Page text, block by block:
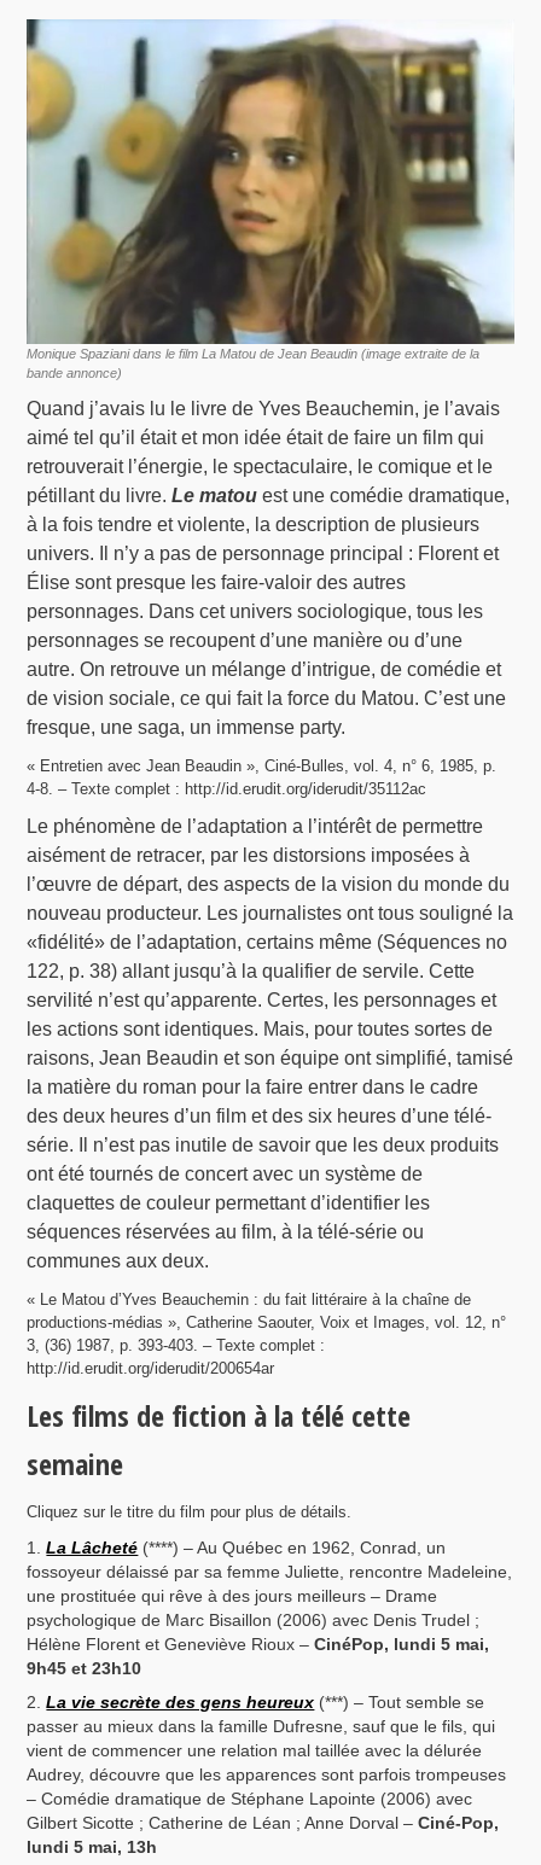
Monique Spaziani dans le film La Matou de Jean Beaudin (image extraite de la
bande annonce)
Quand j’avais lu le livre de Yves Beauchemin, je l’avais
aimé tel qu’il était et mon idée était de faire un film qui
retrouverait l’énergie, le spectaculaire, le comique et le
pétillant du livre.Le matou est une comédie dramatique,
à la fois tendre et violente, la description de plusieurs
univers. Il n’y a pas de personnage principal : Florent et
Élise sont presque les faire-valoir des autres
personnages. Dans cet univers sociologique, tous les
personnages se recoupent d’une manière ou d’une
autre. On retrouve un mélange d’intrigue, de comédie et
de vision sociale, ce qui fait la force du Matou. C’est une
fresque, une saga, un immense party.
« Entretien avec Jean Beaudin », Ciné-Bulles, vol. 4, n° 6, 1985, p.
4-8. – Texte complet : http://id.erudit.org/iderudit/35112ac
Le phénomène de l’adaptation a l’intérêt de permettre
aisément de retracer, par les distorsions imposées à
l’œuvre de départ, des aspects de la vision du monde du
nouveau producteur. Les journalistes ont tous souligné la
«fidélité» de l’adaptation, certains même (Séquences no
122, p. 38) allant jusqu’à la qualifier de servile. Cette
servilité n’est qu’apparente. Certes, les personnages et
les actions sont identiques. Mais, pour toutes sortes de
raisons, Jean Beaudin et son équipe ont simplifié, tamisé
la matière du roman pour la faire entrer dans le cadre
des deux heures d’un film et des six heures d’une télé-
série. Il n’est pas inutile de savoir que les deux produits
ont été tournés de concert avec un système de
claquettes de couleur permettant d’identifier les
séquences réservées au film, à la télé-série ou
communes aux deux.
« Le Matou d’Yves Beauchemin : du fait littéraire à la chaîne de
productions-médias », Catherine Saouter, Voix et Images, vol. 12, n°
3, (36) 1987, p. 393-403. – Texte complet :
http://id.erudit.org/iderudit/200654ar
Les films de fiction à la télé cette
semaine
Cliquez sur le titre du film pour plus de détails.
La Lâcheté (****) – Au Québec en 1962, Conrad, un
fossoyeur délaissé par sa femme Juliette, rencontre Madeleine,
une prostituée qui rêve à des jours meilleurs – Drame
psychologique de Marc Bisaillon (2006) avec Denis Trudel ;
Hélène Florent et Geneviève Rioux –CinéPop, lundi 5 mai,
9h45 et 23h10
La vie secrète des gens heureux (***) – Tout semble se
passer au mieux dans la famille Dufresne, sauf que le fils, qui
vient de commencer une relation mal taillée avec la délurée
Audrey, découvre que les apparences sont parfois trompeuses
– Comédie dramatique de Stéphane Lapointe (2006) avec
Gilbert Sicotte ; Catherine de Léan ; Anne Dorval –Ciné-Pop,
lundi 5 mai, 13h